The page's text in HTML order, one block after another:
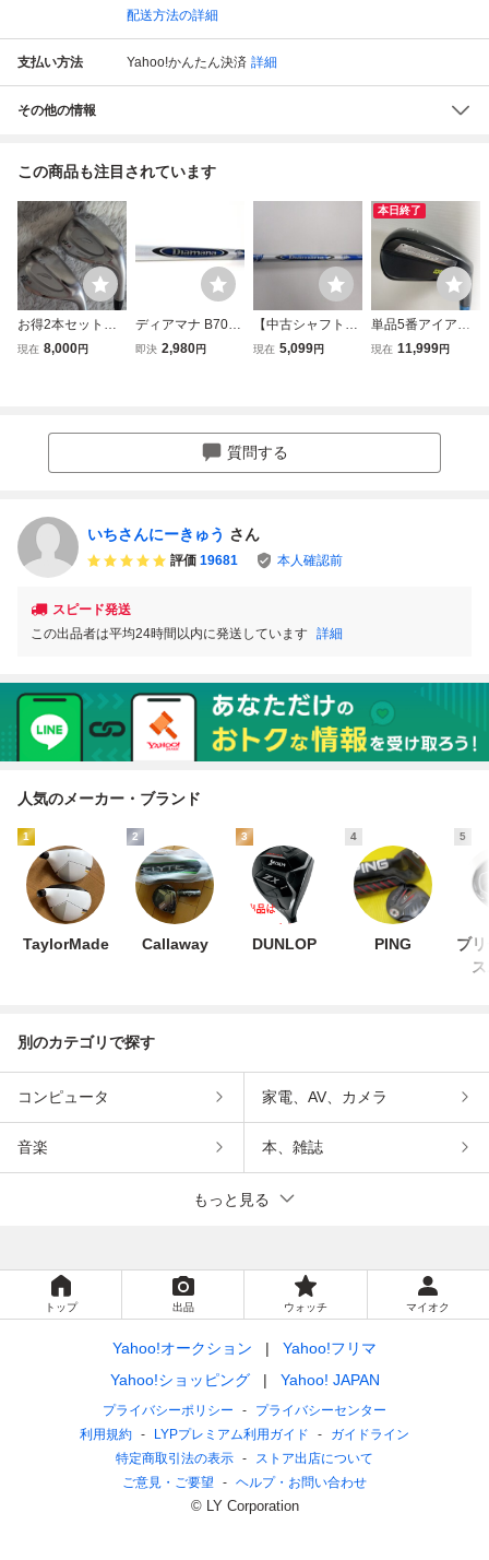
配送方法の詳細
支払い方法 Yahoo!かんたん決済 詳細
その他の情報
この商品も注目されています
お得2本セット F
OURTEEN（フォ
現在 8,000円
ディアマナ B70｜
39.5インチ (フェ
★ DIAMANA FW
即決 2,980円
【中古シャフト】
ディアマナB 三菱
バー用スリーブ付
き (桜店)
現在 5,099円
本日終了
単品5番アイアン
FOURTEEN GEL
現在 11,999円
質問する
いちさんにーきゅう さん
評価 19681 本人確認前
スピード発送
この出品者は平均24時間以内に発送しています 詳細
人気のメーカー・ブランド
1
TaylorMade
2
Callaway
3
DUNLOP
4
PING
5
ブ
別のカテゴリで探す
コンピュータ 家電、AV、カメラ
音楽 本、雑誌
もっと見る
トップ 出品 ウォッチ マイオク
Yahoo!オークション
Yahoo!フリマ
Yahoo!ショッピング
Yahoo! JAPAN
プライバシーポリシー
プライバシーセンター
利用規約
LYPプレミアム利用ガイド
ガイドライン
特定商取引法の表示
ストア出店について
ご意見・ご要望
ヘルプ・お問い合わせ
© LY Corporation